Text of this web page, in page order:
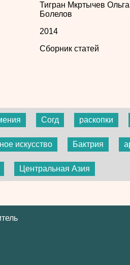
Тигран Мкртычев
Болелов
2014
Сборник статей
Согд раскопки
искусство Бактрия
Центральная Азия